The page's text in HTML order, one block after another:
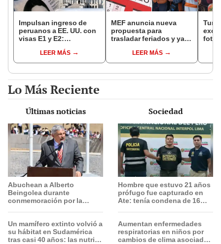
Impulsan ingreso de
peruanos a EE. UU. con
visas E1 y E2:
pymes serían los más
beneficiados
LEER MÁS
MEF anuncia nueva
propuesta para
trasladar feriados y ya
“Lunes es mejor día”
LEER MÁS
Lo Más Reciente
Últimas noticias
Abuchean a Alberto
Beingolea durante
conmemoración por la
Un mamífero extinto volvió a
su hábitat en Sudamérica
tras casi 40 años: las nutrias
Sociedad
Hombre que estuvo 21 años
prófugo fue capturado en
Ate: tenía condena de 16
Aumentan enfermedades
respiratorias en niños por
cambios de clima asociados